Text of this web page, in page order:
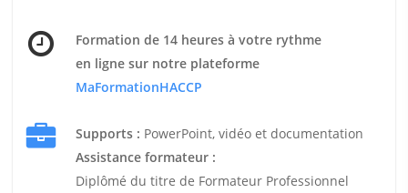
Formation de 14 heures à votre rythme
en ligne sur notre plateforme
MaFormationHACCP
Supports : PowerPoint, vidéo et documentation
Assistance formateur :
Diplômé du titre de Formateur Professionnel